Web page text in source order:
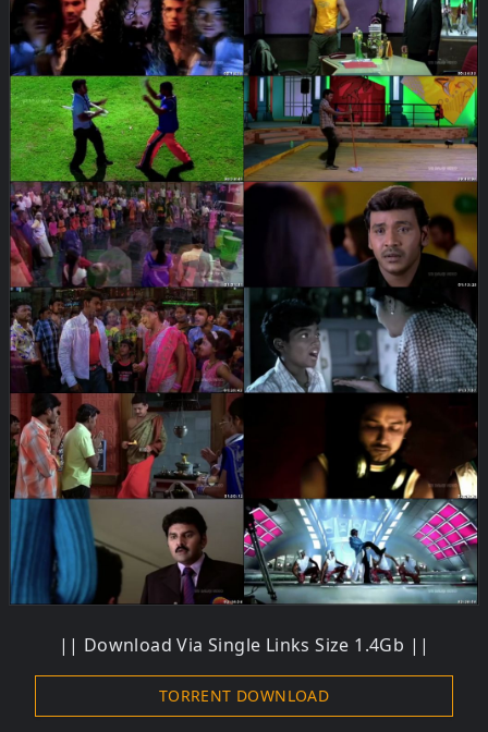
|| Download Via Single Links Size 1.4Gb ||
TORRENT DOWNLOAD